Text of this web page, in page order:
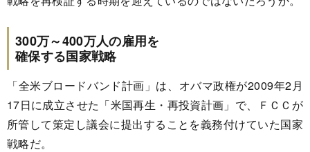
300万～400万人の雇用を
確保する国家戦略
「全米ブロードバンド計画」は、オバマ政権が2009年2月
17日に成立させた「米国再生・再投資計画」で、ＦＣＣが
所管して策定し議会に提出することを義務付けていた国家
戦略だ。